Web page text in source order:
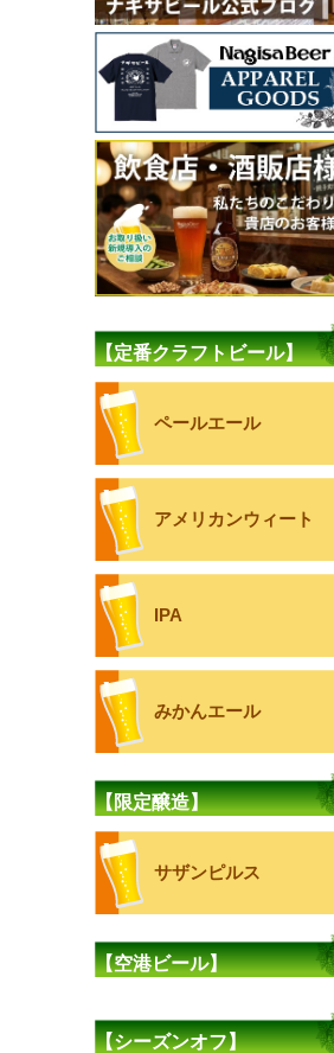
【定番クラフトビール】
ペールエール
アメリカンウィート
IPA
みかんエール
【限定醸造】
サザンピルス
【空港ビール】
【シーズンオフ】